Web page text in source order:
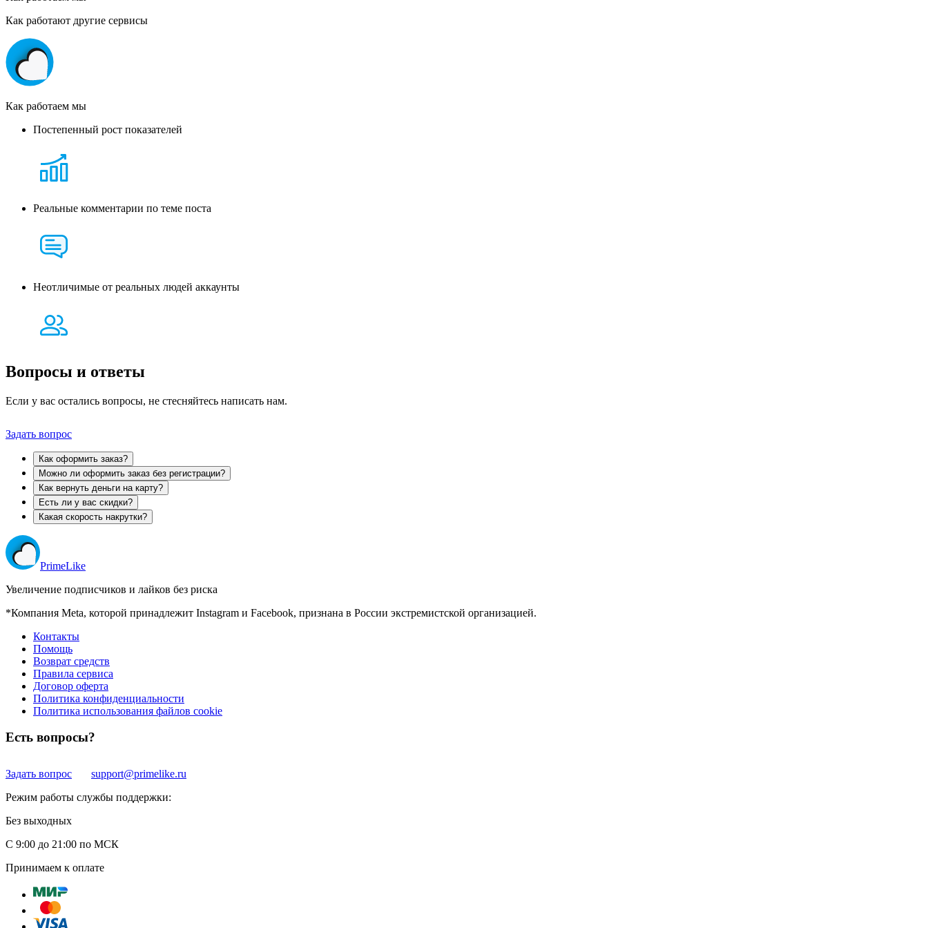
Как работают другие сервисы
Как работаем мы
Постепенный рост показателей
Реальные комментарии по теме поста
Неотличимые от реальных людей аккаунты
Вопросы и ответы
Если у вас остались вопросы, не стесняйтесь написать нам.
Задать вопрос
Как оформить заказ?
Можно ли оформить заказ без регистрации?
Как вернуть деньги на карту?
Есть ли у вас скидки?
Какая скорость накрутки?
PrimeLike
Увеличение подписчиков и лайков без риска
*Компания Meta, которой принадлежит Instagram и Facebook, признана в России экстремистской организацией.
Контакты
Помощь
Возврат средств
Правила сервиса
Договор оферта
Политика конфиденциальности
Политика использования файлов cookie
Есть вопросы?
Задать вопрос
support@primelike.ru
Режим работы службы поддержки:
Без выходных
С 9:00 до 21:00 по МСК
Принимаем к оплате